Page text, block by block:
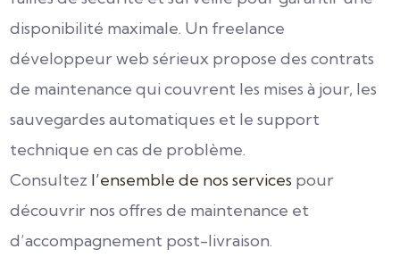
disponibilité maximale. Un freelance
développeur web sérieux propose des contrats
de maintenance qui couvrent les mises à jour, les
sauvegardes automatiques et le support
technique en cas de problème.
Consultez l’ensemble de nos services pour
découvrir nos offres de maintenance et
d’accompagnement post-livraison.